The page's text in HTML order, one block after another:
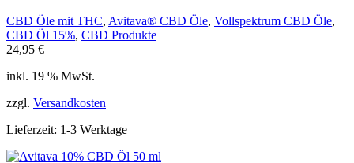
CBD Öle mit THC, Avitava® CBD Öle, Vollspektrum CBD Öle,
CBD Öl 15%, CBD Produkte
24,95 €
inkl. 19 % MwSt.
zzgl. Versandkosten
Lieferzeit: 1-3 Werktage